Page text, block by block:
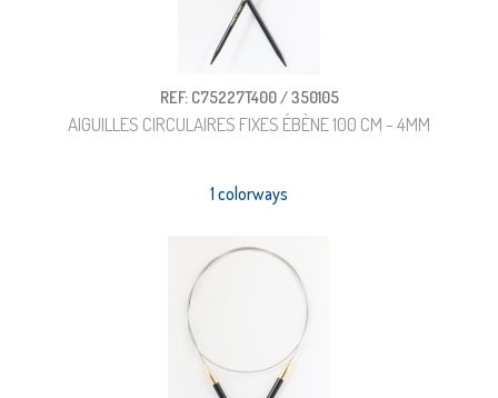
REF: C75227T400 / 350105
AIGUILLES CIRCULAIRES FIXES ÉBÈNE 100 CM - 4MM
1 colorways